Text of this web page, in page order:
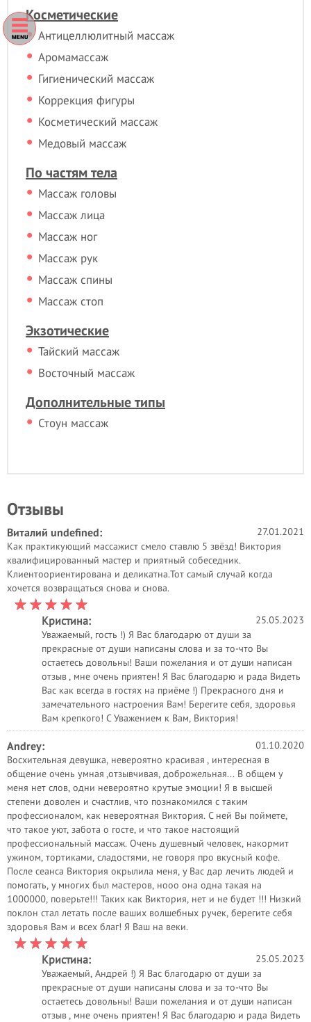
Косметические
Антицеллюлитный массаж
Аромамассаж
Гигиенический массаж
Коррекция фигуры
Косметический массаж
Медовый массаж
По частям тела
Массаж головы
Массаж лица
Массаж ног
Массаж рук
Массаж спины
Массаж стоп
Экзотические
Тайский массаж
Восточный массаж
Дополнительные типы
Стоун массаж
Отзывы
Виталий undefined:
27.01.2021
Как практикующий массажист смело ставлю 5 звёзд! Виктория
квалифицированный мастер и приятный собеседник.
Клиентоориентирована и деликатна.Тот самый случай когда
хочется возвращаться снова и снова.
Кристина:
25.05.2023
Уважаемый, гость !) Я Вас благодарю от души за
прекрасные от души написаны слова и за то-что Вы
остаетесь довольны! Ваши пожелания и от души написан
отзыв , мне очень приятен! Я Вас благодарю и рада Видеть
Вас как всегда в гостях на приёме !) Прекрасного дня и
замечательного настроения Вам! Берегите себя, здоровья
Вам крепкого! С Уважением к Вам, Виктория!
Andrey:
01.10.2020
Восхительная девушка, невероятно красивая , интересная в
общение очень умная ,отзывчивая, доброжельная... В общем у
меня нет слов, одни невероятно крутые эмоции! Я в высшей
степени доволен и счастлив, что познакомился с таким
профессионалом, как невероятная Виктория. С ней Вы поймете,
что такое уют, забота о госте, и что такое настоящий
профессиональный массаж. Очень душевный человек, накормит
ужином, тортиками, сладостями, не говоря про вкусный кофе.
После сеанса Виктория окрылила меня, у Вас дар лечить людей и
помогать, у многих был мастеров, нооо она одна такая на
1000000, поверьте!!! Таких как Виктория, нет и не будет !!! Низкий
поклон стал летать после ваших волшебных ручек, берегите себя
здоровья Вам и всех благ! Я Ваш на веки.
Кристина:
25.05.2023
Уважаемый, Андрей !) Я Вас благодарю от души за
прекрасные от души написаны слова и за то-что Вы
остаетесь довольны! Ваши пожелания и от души написан
отзыв , мне очень приятен! Я Вас благодарю и рада Видеть